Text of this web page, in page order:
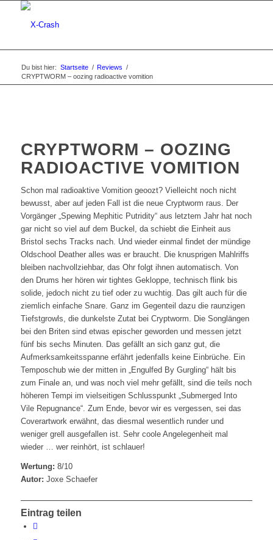
Du bist hier: Startseite / Reviews /
CRYPTWORM – oozing radioactive vomition
CRYPTWORM – OOZING
RADIOACTIVE VOMITION
Schon mal radioaktive Vomition geoozt? Vielleicht noch nicht
bewusst, aber auf jeden Fall ist die neue Cryptworm raus. Der
Vorgänger „Spewing Mephitic Putridity“ aus letztem Jahr hat noch
gar nicht so viel auf dem Buckel, da schiebt die Einheit aus
Bristol sechs Tracks nach. Und wieder einmal findet der mündige
Oldschool Deather alles was er braucht. Die knusprigen Mahlriffs
bleiben nachvollziehbar, das Ohr folgt ihnen automatisch. Von
den Drums her hören wir tightes Gekloppe, technisch flink bis
solide, jedoch nicht zu tief oder zu wuchtig. Das gilt auch für die
ziemlich einfache Snare. Ganz im Gegenteil dazu die raunzigen
Tiefstgrowls, die dunkelste Zutat bei Cryptworm. Die Songlängen
bei den Briten sind etwas epischer geworden und messen jetzt
fünf bis sechs Minuten. Das gefällt an sich ganz gut, die
Aufmerksamkeitsspanne erfährt jedenfalls keine Einbrüche. Ein
Temposchub wie der mitten in „Engulfed By Gurgling“ hält bis
zum Finale an, und was noch viel mehr gefällt, sind die teils noch
höheren Tempi im vielseitigen Schlusspunkt „Submerged Into
Vile Repugnance“. Zum Ende, bevor wir es vergessen, sei das
Coverartwork erwähnt, das diesmal wesentlich runder und
weniger grell ausgefallen ist. Sehr coole Angelegenheit mal
wieder … wer reinhört, ist schlauer!
Wertung: 8/10
Autor: Joxe Schaefer
Eintrag teilen